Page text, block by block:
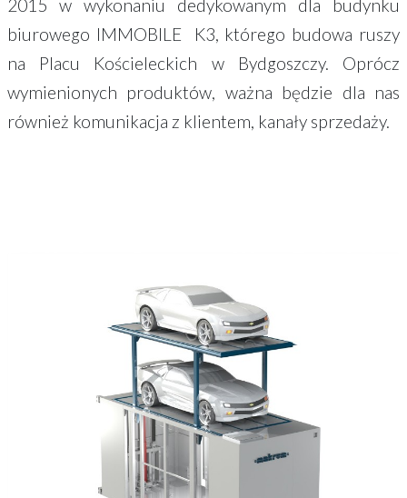
2015 w wykonaniu dedykowanym dla budynku
biurowego IMMOBILE K3, którego budowa ruszy
na Placu Kościeleckich w Bydgoszczy. Oprócz
wymienionych produktów, ważna będzie dla nas
również komunikacja z klientem, kanały sprzedaży.